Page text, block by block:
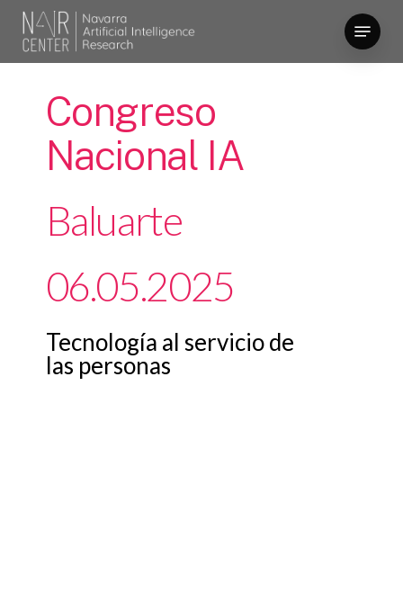
Skip
main
Menu
Congreso
Nacional IA
Baluarte
06.05.2025
Tecnología al servicio de
las personas